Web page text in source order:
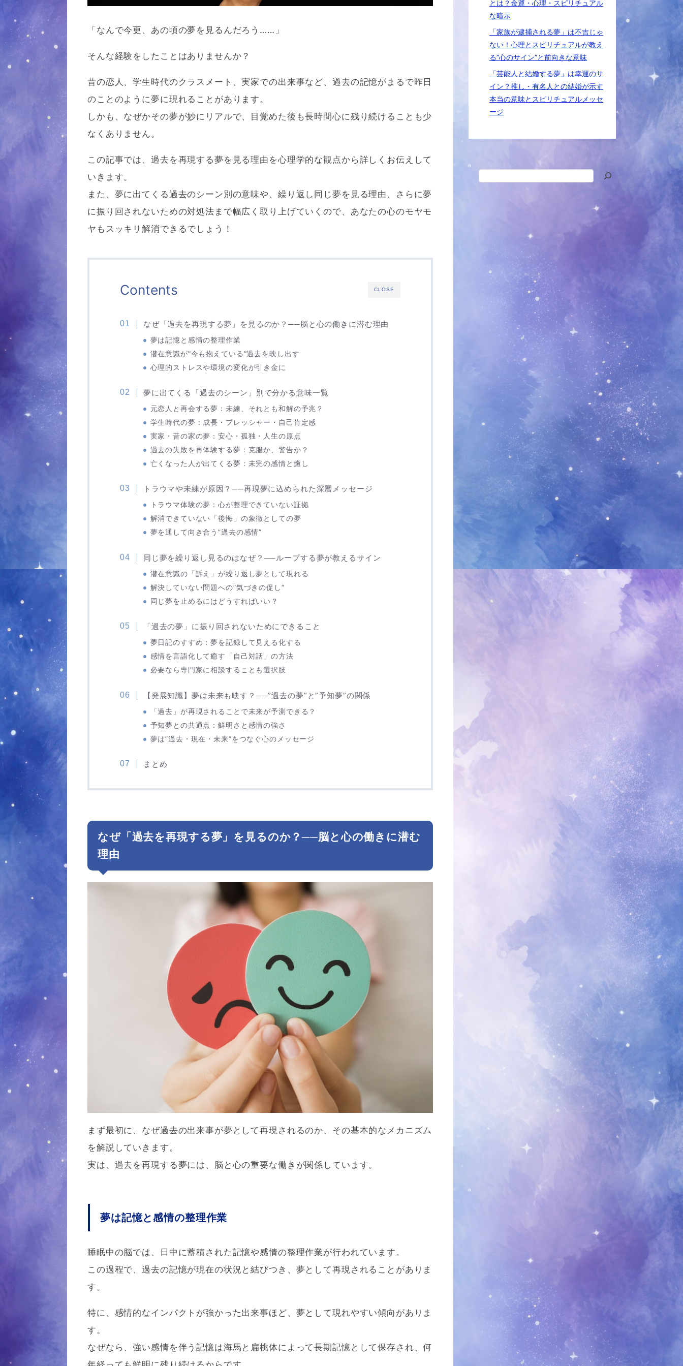
「なんで今更、あの頃の夢を見るんだろう……」
そんな経験をしたことはありませんか？
昔の恋人、学生時代のクラスメート、実家での出来事など、過去の記憶がまるで昨日
のことのように夢に現れることがあります。
しかも、なぜかその夢が妙にリアルで、目覚めた後も長時間心に残り続けることも少
なくありません。
この記事では、過去を再現する夢を見る理由を心理学的な観点から詳しくお伝えして
いきます。
また、夢に出てくる過去のシーン別の意味や、繰り返し同じ夢を見る理由、さらに夢
に振り回されないための対処法まで幅広く取り上げていくので、あなたの心のモヤモ
ヤもスッキリ解消できるでしょう！
CLOSE
Contents
なぜ「過去を再現する夢」を見るのか？──脳と心の働きに潜む理由
夢は記憶と感情の整理作業
潜在意識が”今も抱えている”過去を映し出す
心理的ストレスや環境の変化が引き金に
夢に出てくる「過去のシーン」別で分かる意味一覧
元恋人と再会する夢：未練、それとも和解の予兆？
学生時代の夢：成長・プレッシャー・自己肯定感
実家・昔の家の夢：安心・孤独・人生の原点
過去の失敗を再体験する夢：克服か、警告か？
亡くなった人が出てくる夢：未完の感情と癒し
トラウマや未練が原因？──再現夢に込められた深層メッセージ
トラウマ体験の夢：心が整理できていない証拠
解消できていない「後悔」の象徴としての夢
夢を通して向き合う”過去の感情”
同じ夢を繰り返し見るのはなぜ？──ループする夢が教えるサイン
潜在意識の「訴え」が繰り返し夢として現れる
解決していない問題への”気づきの促し”
同じ夢を止めるにはどうすればいい？
「過去の夢」に振り回されないためにできること
夢日記のすすめ：夢を記録して見える化する
感情を言語化して癒す「自己対話」の方法
必要なら専門家に相談することも選択肢
【発展知識】夢は未来も映す？──”過去の夢”と”予知夢”の関係
「過去」が再現されることで未来が予測できる？
予知夢との共通点：鮮明さと感情の強さ
夢は”過去・現在・未来”をつなぐ心のメッセージ
まとめ
なぜ「過去を再現する夢」を見るのか？──脳と心の働きに潜む
理由
まず最初に、なぜ過去の出来事が夢として再現されるのか、その基本的なメカニズム
を解説していきます。
実は、過去を再現する夢には、脳と心の重要な働きが関係しています。
夢は記憶と感情の整理作業
睡眠中の脳では、日中に蓄積された記憶や感情の整理作業が行われています。
この過程で、過去の記憶が現在の状況と結びつき、夢として再現されることがありま
す。
特に、感情的なインパクトが強かった出来事ほど、夢として現れやすい傾向がありま
す。
なぜなら、強い感情を伴う記憶は海馬と扁桃体によって長期記憶として保存され、何
とは？金運・心理・スピリチュアル
な暗示
「家族が逮捕される夢」は不吉じゃ
ない！心理とスピリチュアルが教え
る”心のサイン”と前向きな意味
「芸能人と結婚する夢」は幸運のサ
イン？推し・有名人との結婚が示す
本当の意味とスピリチュアルメッセ
ージ